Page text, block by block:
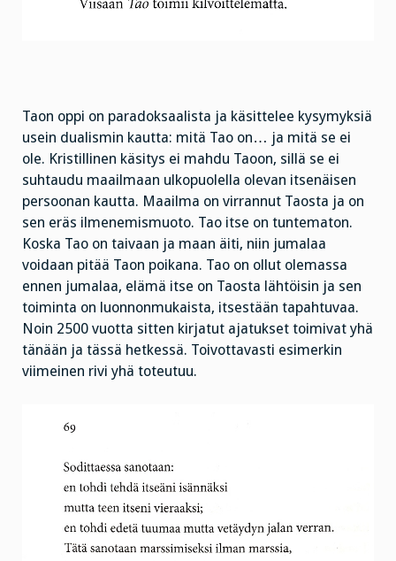
Taon oppi on paradoksaalista ja käsittelee kysymyksiä
usein dualismin kautta: mitä Tao on… ja mitä se ei
ole. Kristillinen käsitys ei mahdu Taoon, sillä se ei
suhtaudu maailmaan ulkopuolella olevan itsenäisen
persoonan kautta. Maailma on virrannut Taosta ja on
sen eräs ilmenemismuoto. Tao itse on tuntematon.
Koska Tao on taivaan ja maan äiti, niin jumalaa
voidaan pitää Taon poikana. Tao on ollut olemassa
ennen jumalaa, elämä itse on Taosta lähtöisin ja sen
toiminta on luonnonmukaista, itsestään tapahtuvaa.
Noin 2500 vuotta sitten kirjatut ajatukset toimivat yhä
tänään ja tässä hetkessä. Toivottavasti esimerkin
viimeinen rivi yhä toteutuu.